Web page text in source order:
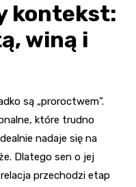
kontekst:
winą i
są „proroctwem”.
które trudno
nadaje się na
Dlatego sen o jej
przechodzi etap